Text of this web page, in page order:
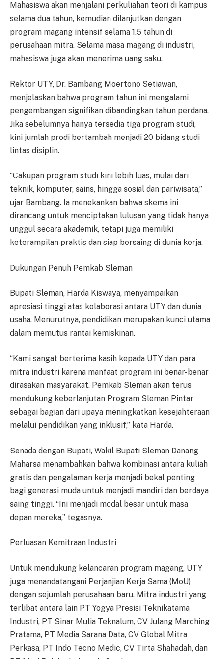
Mahasiswa akan menjalani perkuliahan teori di kampus
selama dua tahun, kemudian dilanjutkan dengan
program magang intensif selama 1,5 tahun di
perusahaan mitra. Selama masa magang di industri,
mahasiswa juga akan menerima uang saku.
Rektor UTY, Dr. Bambang Moertono Setiawan,
menjelaskan bahwa program tahun ini mengalami
pengembangan signifikan dibandingkan tahun perdana.
Jika sebelumnya hanya tersedia tiga program studi,
kini jumlah prodi bertambah menjadi 20 bidang studi
lintas disiplin.
“Cakupan program studi kini lebih luas, mulai dari
teknik, komputer, sains, hingga sosial dan pariwisata,”
ujar Bambang. Ia menekankan bahwa skema ini
dirancang untuk menciptakan lulusan yang tidak hanya
unggul secara akademik, tetapi juga memiliki
keterampilan praktis dan siap bersaing di dunia kerja.
Dukungan Penuh Pemkab Sleman
Bupati Sleman, Harda Kiswaya, menyampaikan
apresiasi tinggi atas kolaborasi antara UTY dan dunia
usaha. Menurutnya, pendidikan merupakan kunci utama
dalam memutus rantai kemiskinan.
“Kami sangat berterima kasih kepada UTY dan para
mitra industri karena manfaat program ini benar-benar
dirasakan masyarakat. Pemkab Sleman akan terus
mendukung keberlanjutan Program Sleman Pintar
sebagai bagian dari upaya meningkatkan kesejahteraan
melalui pendidikan yang inklusif,” kata Harda.
Senada dengan Bupati, Wakil Bupati Sleman Danang
Maharsa menambahkan bahwa kombinasi antara kuliah
gratis dan pengalaman kerja menjadi bekal penting
bagi generasi muda untuk menjadi mandiri dan berdaya
saing tinggi. “Ini menjadi modal besar untuk masa
depan mereka,” tegasnya.
Perluasan Kemitraan Industri
Untuk mendukung kelancaran program magang, UTY
juga menandatangani Perjanjian Kerja Sama (MoU)
dengan sejumlah perusahaan baru. Mitra industri yang
terlibat antara lain PT Yogya Presisi Teknikatama
Industri, PT Sinar Mulia Teknalum, CV Julang Marching
Pratama, PT Media Sarana Data, CV Global Mitra
Perkasa, PT Indo Tecno Medic, CV Tirta Shahadah, dan